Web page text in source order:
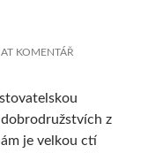
KOMENTÁŘ
z
je velkou ctí